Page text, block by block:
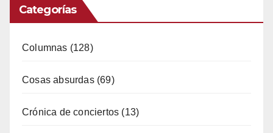
Categorías
Columnas (128)
Cosas absurdas(69)
Crónica de conciertos (13)